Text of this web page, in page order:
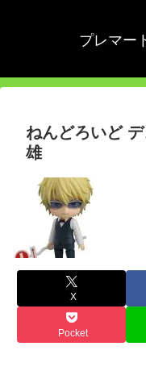
プレマー
ねんどろいど
雄
X
Pocket